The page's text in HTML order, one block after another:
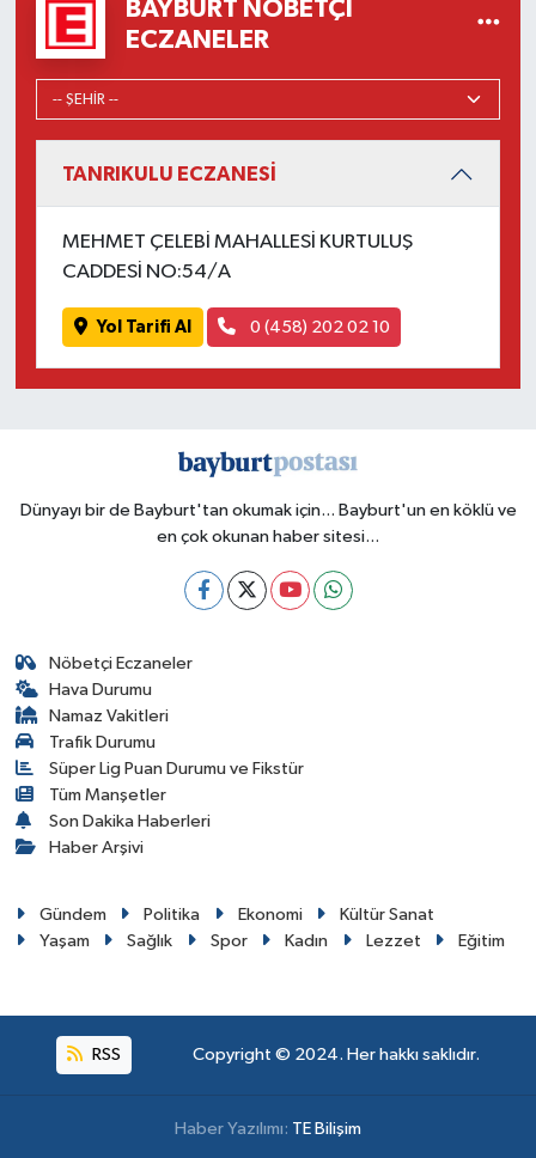
BAYBURT NÖBETÇI
ECZANELER
TANRIKULU ECZANESİ
MEHMET ÇELEBİ MAHALLESİ KURTULUŞ
CADDESİ NO:54/A
Yol Tarifi Al 0 (458) 202 02 10
Dünyayı bir de Bayburt'tan okumak için... Bayburt'un en köklü ve
en çok okunan haber sitesi...
Nöbetçi Eczaneler
Hava Durumu
Namaz Vakitleri
Trafik Durumu
Süper Lig Puan Durumu ve Fikstür
Tüm Manşetler
Son Dakika Haberleri
Haber Arşivi
Gündem Politika Ekonomi
Kültür Sanat
Yaşam
Sağlık Spor Kadın Lezzet Eğitim
RSS Copyright © 2024. Her hakkı saklıdır.
Haber Yazılımı: TE Bilişim